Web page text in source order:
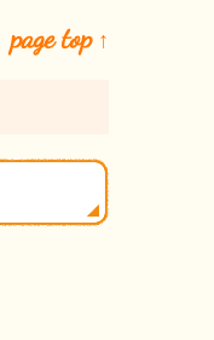
page top↑